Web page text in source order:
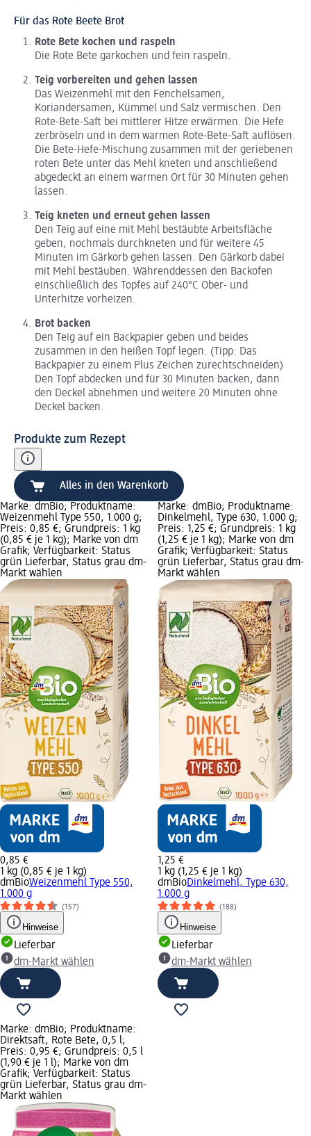
Für das Rote Beete Brot
Rote Bete kochen und raspeln
Die Rote Bete garkochen und fein raspeln.
Teig vorbereiten und gehen lassen
Das Weizenmehl mit den Fenchelsamen,
Koriandersamen, Kümmel und Salz vermischen. Den
Rote-Bete-Saft bei mittlerer Hitze erwärmen. Die Hefe
zerbröseln und in dem warmen Rote-Bete-Saft auflösen.
Die Bete-Hefe-Mischung zusammen mit der geriebenen
roten Bete unter das Mehl kneten und anschließend
abgedeckt an einem warmen Ort für 30 Minuten gehen
lassen.
Teig kneten und erneut gehen lassen
Den Teig auf eine mit Mehl bestäubte Arbeitsfläche
geben, nochmals durchkneten und für weitere 45
Minuten im Gärkorb gehen lassen. Den Gärkorb dabei
mit Mehl bestäuben. Währenddessen den Backofen
einschließlich des Topfes auf 240°C Ober- und
Unterhitze vorheizen.
Brot backen
Den Teig auf ein Backpapier geben und beides
zusammen in den heißen Topf legen. (Tipp: Das
Backpapier zu einem Plus Zeichen zurechtschneiden)
Den Topf abdecken und für 30 Minuten backen, dann
den Deckel abnehmen und weitere 20 Minuten ohne
Deckel backen.
Produkte zum Rezept
Alles in den Warenkorb
Marke: dmBio; Produktname:
Weizenmehl Type 550, 1.000 g;
Preis: 0,85 €; Grundpreis: 1 kg
(0,85 € je 1 kg); Marke von dm
Grafik; Verfügbarkeit: Status
grün Lieferbar, Status grau dm-
Markt wählen
0,85 €
1 kg (0,85 € je 1 kg)
dmBioWeizenmehl Type 550,
1.000 g
(157)
Hinweise
Lieferbar
dm-Markt wählen
Marke: dmBio; Produktname:
Dinkelmehl, Type 630, 1.000 g;
Preis: 1,25 €; Grundpreis: 1 kg
(1,25 € je 1 kg); Marke von dm
Grafik; Verfügbarkeit: Status
grün Lieferbar, Status grau dm-
Markt wählen
1,25 €
1 kg (1,25 € je 1 kg)
dmBioDinkelmehl, Type 630,
1.000 g
(188)
Hinweise
Lieferbar
dm-Markt wählen
Marke: dmBio; Produktname:
Direktsaft, Rote Bete, 0,5 l;
Preis: 0,95 €; Grundpreis: 0,5 l
(1,90 € je 1 l); Marke von dm
Grafik; Verfügbarkeit: Status
grün Lieferbar, Status grau dm-
Markt wählen